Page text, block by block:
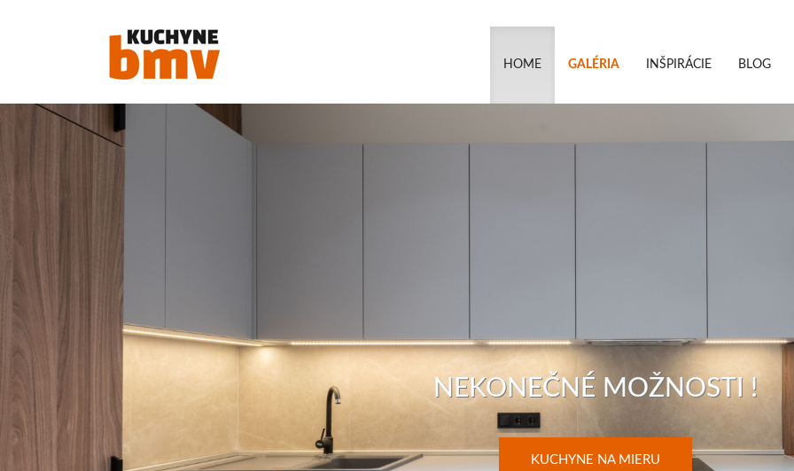
HOME GALÉRIA INŠPIRÁCIE BLOG
NEKONEČNÉ MOŽNOSTI !
KUCHYNE NA MIERU